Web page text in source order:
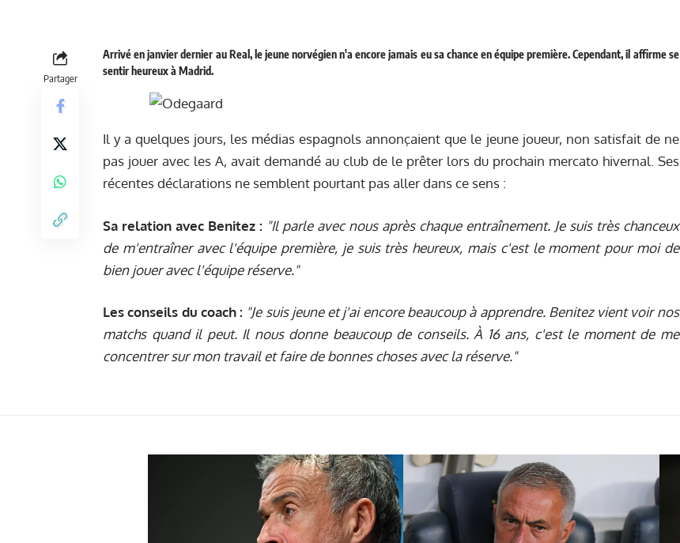
Partager
Arrivé en janvier dernier au Real, le jeune norvégien n'a encore jamais eu sa chance en équipe première. Cependant, il affirme se
sentir heureux à Madrid.
Il y a quelques jours, les médias espagnols annonçaient que le jeune joueur, non satisfait de ne
pas jouer avec les A, avait demandé au club de le prêter lors du prochain mercato hivernal. Ses
récentes déclarations ne semblent pourtant pas aller dans ce sens :
Sa relation avec Benitez : "Il parle avec nous après chaque entraînement. Je suis très chanceux
de m'entraîner avec l'équipe première, je suis très heureux, mais c'est le moment pour moi de
bien jouer avec l'équipe réserve."
Les conseils du coach : "Je suis jeune et j'ai encore beaucoup à apprendre. Benitez vient voir nos
matchs quand il peut. Il nous donne beaucoup de conseils. À 16 ans, c'est le moment de me
concentrer sur mon travail et faire de bonnes choses avec la réserve."